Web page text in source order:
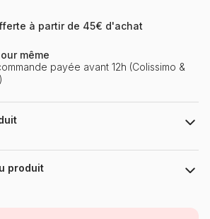
à partir de 45€ d'achat
même
payée avant 12h (Colissimo &
produit